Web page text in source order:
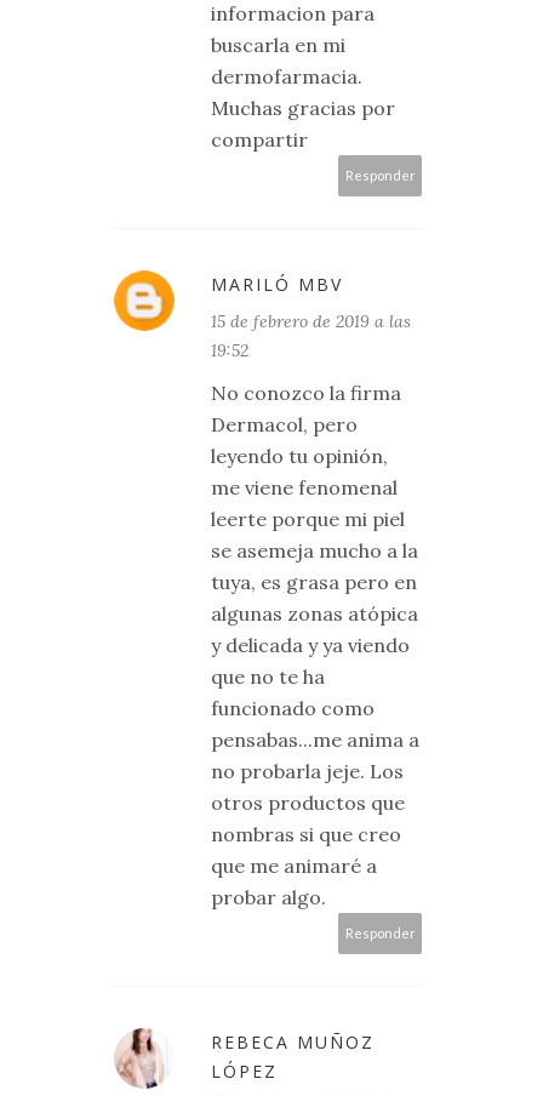
informacion para
buscarla en mi
dermofarmacia.
Muchas gracias por
compartir
Responder
MARILÓ MBV
15 de febrero de 2019 a las
19:52
No conozco la firma
Dermacol, pero
leyendo tu opinión,
me viene fenomenal
leerte porque mi piel
se asemeja mucho a la
tuya, es grasa pero en
algunas zonas atópica
y delicada y ya viendo
que no te ha
funcionado como
pensabas...me anima a
no probarla jeje. Los
otros productos que
nombras si que creo
que me animaré a
probar algo.
Responder
REBECA MUÑOZ
LÓPEZ